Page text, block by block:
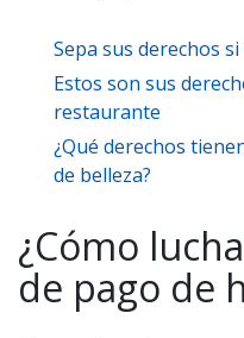
Sepa sus derechos
Estos son sus
restaurante
¿Qué derechos
de belleza?
¿Cómo
de pago de